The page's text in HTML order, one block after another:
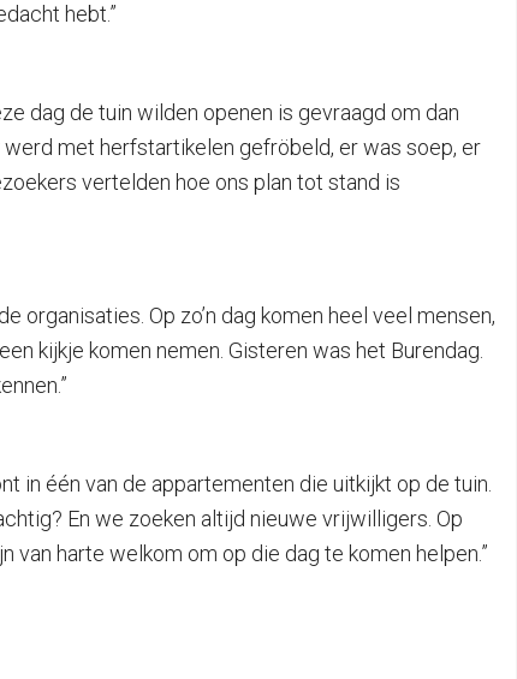
hebt.”
dag de tuin wilden openen is gevraagd om dan
met herfstartikelen gefröbeld, er was soep, er
vertelden hoe ons plan tot stand is
Op zo’n dag komen heel veel mensen,
kijkje komen nemen. Gisteren was het Burendag.
in één van de appartementen die uitkijkt op de tuin.
En we zoeken altijd nieuwe vrijwilligers. Op
van harte welkom om op die dag te komen helpen.”